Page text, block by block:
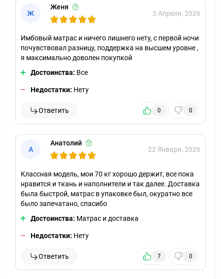
Ж
Женя
3 Апреля, 2026
Имбовый матрас и ничего лишнего нету, с первой ночи
почувствовал разницу, поддержка на высшем уровне ,
я максимально доволен покупкой
Достоинства: Все
Недостатки: Нету
Ответить 0 0
А
Анатолий
22 Января, 2026
Классная модель, мои 70 кг хорошо держит, все пока
нравится и ткань и наполнители и так далее. Доставка
была быстрой, матрас в упаковке был, окуратно все
было запечатано, спасибо
Достоинства: Матрас и доставка
Недостатки: Нету
Ответить 7 0